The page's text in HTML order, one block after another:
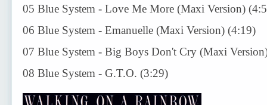
05 Blue System - Love Me More (Maxi Version)
06 Blue System - Emanuelle (Maxi Version) (4:19)
07 Blue System - Big Boys Don't Cry (Maxi
08 Blue System - G.T.O. (3:29)